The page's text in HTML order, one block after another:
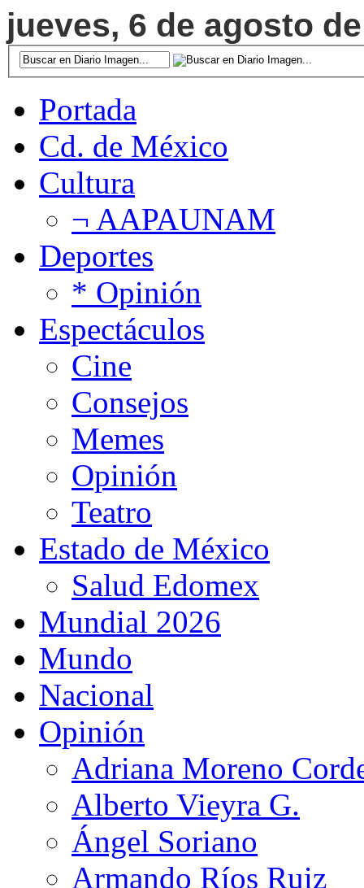
jueves, 6 de agosto
Portada
Cd. de México
Cultura
¬ AAPAUNAM
Deportes
* Opinión
Espectáculos
Cine
Consejos
Memes
Opinión
Teatro
Estado de México
Salud Edomex
Mundial 2026
Mundo
Nacional
Opinión
Adriana Moreno
Alberto Vieyra G.
Ángel Soriano
Armando Ríos Ruiz